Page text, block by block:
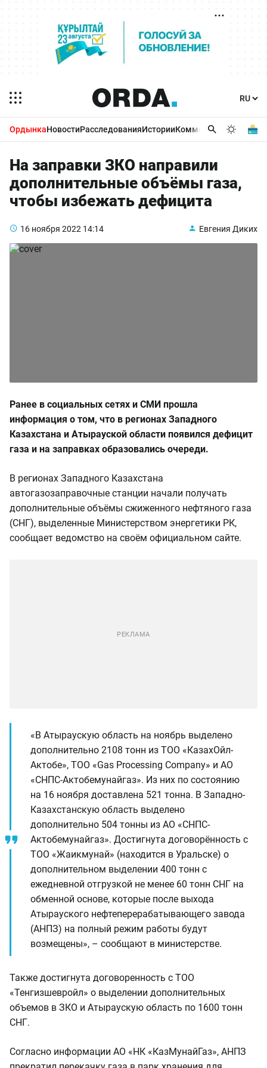
ОрдынкаНовостиРасследованияИсторииКомментарииБизнес
На заправки ЗКО направили
дополнительные объёмы газа,
чтобы избежать дефицита
16 ноября 2022 14:14 Евгения Диких
Ранее в социальных сетях и СМИ прошла
информация о том, что в регионах Западного
Казахстана и Атырауской области появился дефицит
газа и на заправках образовались очереди.
В регионах Западного Казахстана
автогазозаправочные станции начали получать
дополнительные объёмы сжиженного нефтяного газа
(СНГ), выделенные Министерством энергетики РК,
сообщает ведомство на своём официальном сайте.
«В Атыраускую область на ноябрь выделено
дополнительно 2108 тонн из ТОО «КазахОйл-
Актобе», ТОО «Gas Processing Company» и АО
«СНПС-Актобемунайгаз». Из них по состоянию
на 16 ноября доставлена 521 тонна. В Западно-
Казахстанскую область выделено
дополнительно 504 тонны из АО «СНПС-
Актобемунайгаз». Достигнута договорённость с
ТОО «Жаикмунай» (находится в Уральске) о
дополнительном выделении 400 тонн с
ежедневной отгрузкой не менее 60 тонн СНГ на
обменной основе, которые после выхода
Атырауского нефтеперерабатывающего завода
(АНПЗ) на полный режим работы будут
возмещены», – сообщают в министерстве.
Также достигнута договоренность с ТОО
«Тенгизшевройл» о выделении дополнительных
объемов в ЗКО и Атыраускую область по 1600 тонн
СНГ.
Согласно информации АО «НК «КазМунайГаз», АНПЗ